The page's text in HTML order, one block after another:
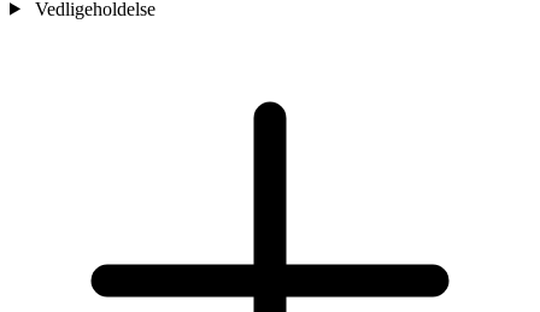
Vedligeholdelse